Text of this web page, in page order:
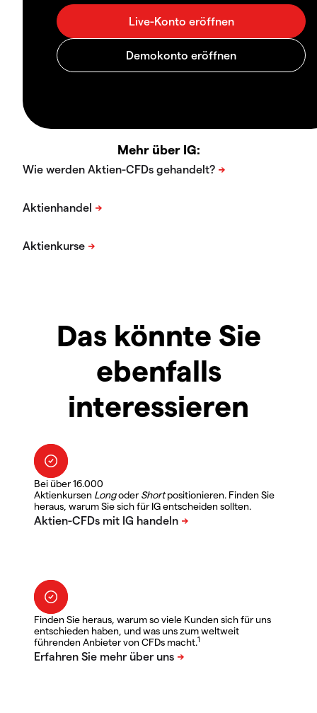
Mehr über IG:
Das könnte Sie
ebenfalls
interessieren
Bei über 16.000
Aktienkursen LongoderShortpositionieren. Finden Sie
heraus, warum Sie sich für IG entscheiden sollten.
Finden Sie heraus, warum so viele Kunden sich für uns
entschieden haben, und was uns zum weltweit
führenden Anbieter von CFDs macht.1